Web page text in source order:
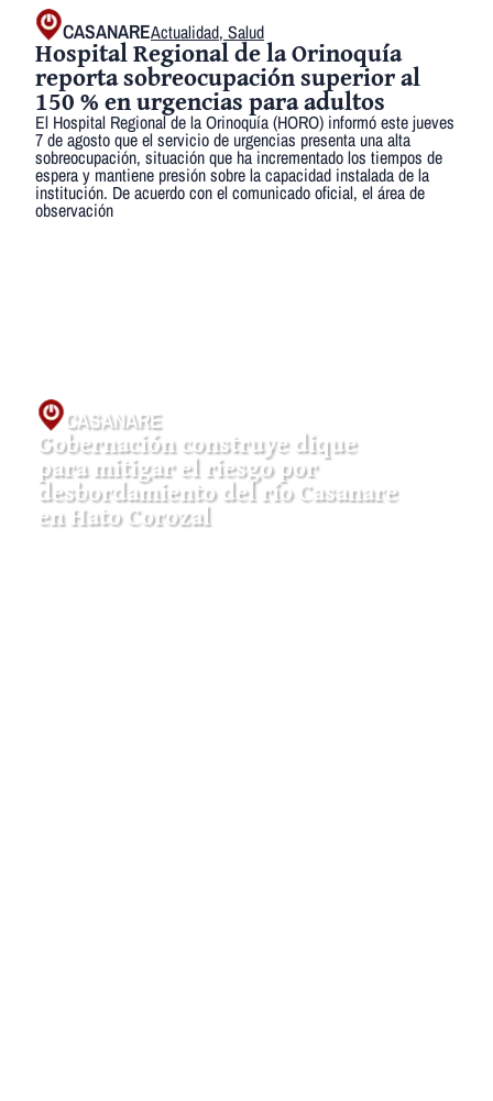
CASANAREActualidad, Salud
Hospital Regional de la Orinoquía
reporta sobreocupación superior al
150 % en urgencias para adultos
El Hospital Regional de la Orinoquía (HORO) informó este jueves
7 de agosto que el servicio de urgencias presenta una alta
sobreocupación, situación que ha incrementado los tiempos de
espera y mantiene presión sobre la capacidad instalada de la
institución. De acuerdo con el comunicado oficial, el área de
observación
VILLANUEVA
Villanueva adopta ley seca y otras
restricciones por la posesión
presidencial de este 7 de agosto